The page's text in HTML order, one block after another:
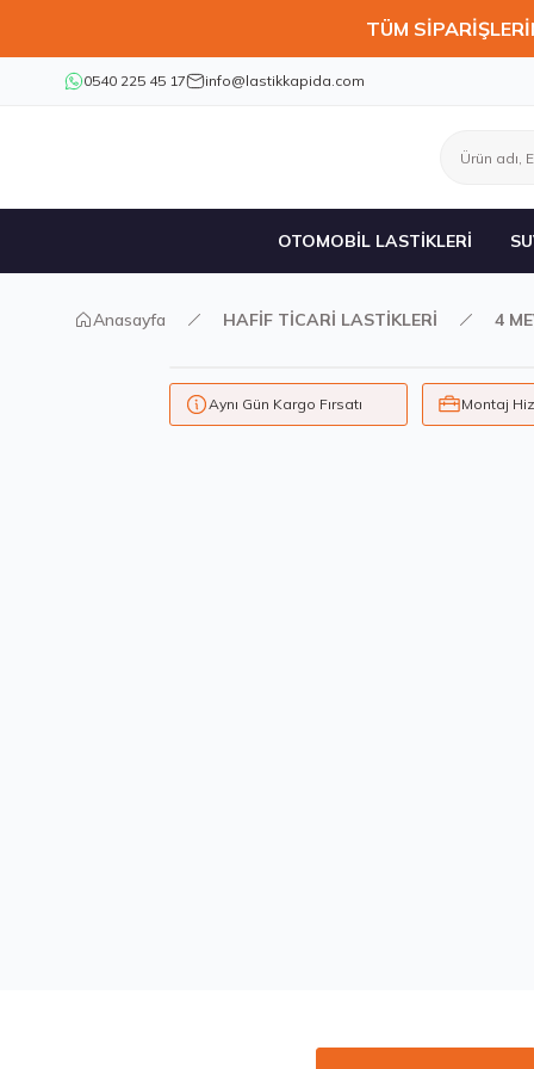
TÜM
0540 225 45 17 info@lastikkapida.com
OTOMOBİL LASTİKLERİ
Anasayfa HAFİF TİCARİ LASTİKLERİ 4
Aynı Gün Kargo Fırsatı Montaj